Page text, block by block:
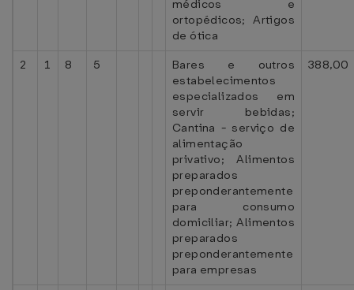
médicos e
ortopédicos; Artigos
de ótica
2
1 8 5
Bares e outros
estabelecimentos
especializados em
servir bebidas;
Cantina - serviço de
alimentação
privativo; Alimentos
preparados
preponderantemente
para consumo
domiciliar; Alimentos
preparados
preponderantemente
para empresas
388,00